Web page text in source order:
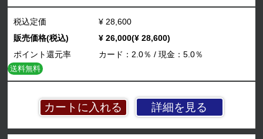
詳細を見る
税込定価
¥ 28,600
販売価格(税込)
¥ 26,000(¥ 28,600)
ポイント還元率
カード：2.0％ / 現金：5.0％
送料無料